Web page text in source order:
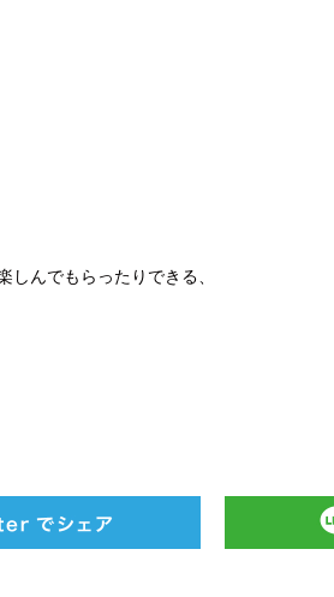
んでもらったりできる、